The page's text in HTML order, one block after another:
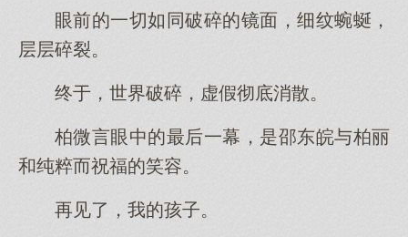
眼前的一切如同破碎的镜面，细纹蜿蜒，
层层碎裂。
终于，世界破碎，虚假彻底消散。
柏微言眼中的最后一幕，是邵东皖与柏丽
和纯粹而祝福的笑容。
再见了，我的孩子。